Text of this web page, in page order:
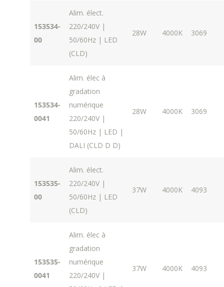
153534-
00
Alim. élect.
220/240V |
50/60Hz | LED
(CLD)
28W 4000K 3069
153534-
0041
Alim. élec à
gradation
numérique
220/240V |
50/60Hz | LED |
DALI (CLD D D)
28W 4000K 3069
153535-
00
Alim. élect.
220/240V |
50/60Hz | LED
(CLD)
37W 4000K 4093
153535-
0041
Alim. élec à
gradation
numérique
220/240V |
37W 4000K 4093